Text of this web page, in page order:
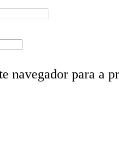
navegador para a